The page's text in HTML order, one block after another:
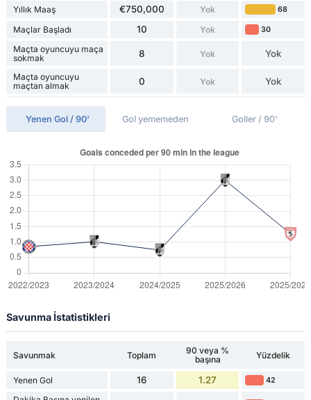
Yıllık Maaş €750,000 Yok 68
Maçlar Başladı 10 Yok 30
Maçta oyuncuyu maça
sokmak
8 Yok Yok
Maçta oyuncuyu
maçtan almak
0 Yok Yok
Yenen Gol / 90' Gol yememeden Goller / 90'
Savunma İstatistikleri
Savunmak Toplam
90 veya %
başına
Yüzdelik
Yenen Gol 16 1.27 42